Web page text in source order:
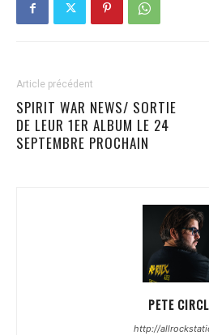
Article précédent
SPIRIT WAR NEWS/ SORTIE
DE LEUR 1ER ALBUM LE 24
SEPTEMBRE PROCHAIN
PETE
http://